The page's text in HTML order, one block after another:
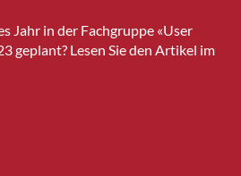
Jahr in der Fachgruppe «User
geplant? Lesen Sie den Artikel im